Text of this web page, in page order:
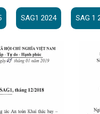
SAG1 2024 SAG 1